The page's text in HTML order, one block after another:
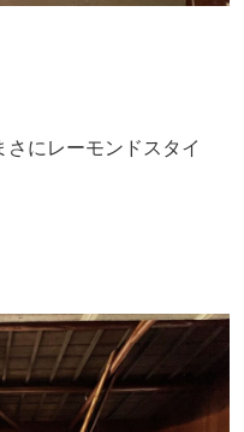
にレーモンドスタイ